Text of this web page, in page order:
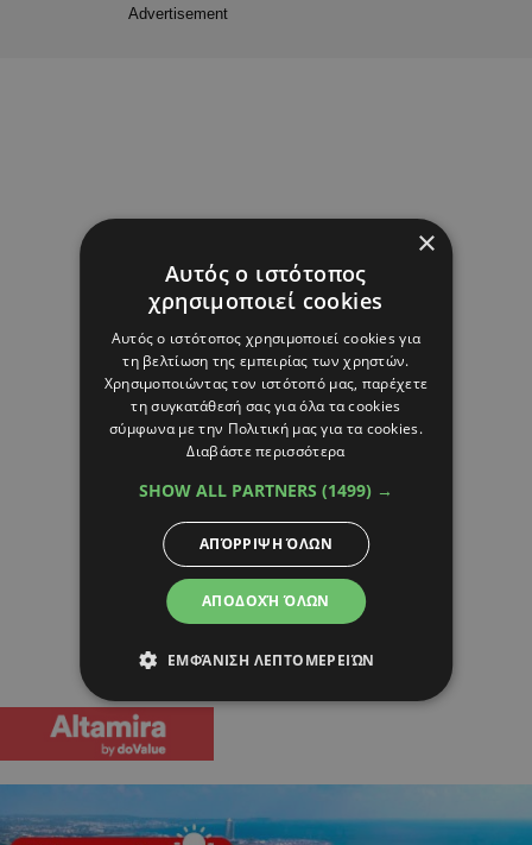
Advertisement
×
Αυτός ο ιστότοπος
χρησιμοποιεί cookies
Αυτός ο ιστότοπος χρησιμοποιεί cookies για
τη βελτίωση της εμπειρίας των χρηστών.
Χρησιμοποιώντας τον ιστότοπό μας, παρέχετε
τη συγκατάθεσή σας για όλα τα cookies
σύμφωνα με την Πολιτική μας για τα cookies.
Διαβάστε περισσότερα
SHOW ALL PARTNERS (1499) →
ΑΠΟΔΟΧΉ ΌΛΩΝ
ΑΠΌΡΡΙΨΗ ΌΛΩΝ
ΕΜΦΆΝΙΣΗ ΛΕΠΤΟΜΕΡΕΙΏΝ